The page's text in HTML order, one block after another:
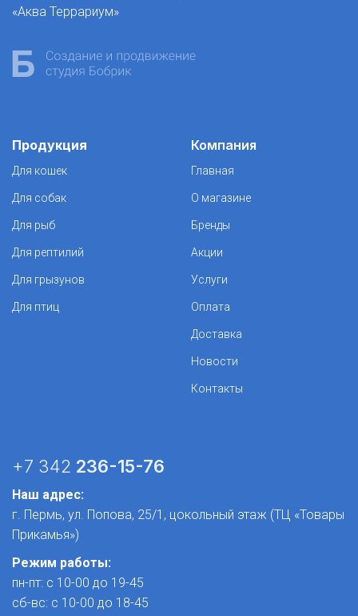
«Аква Террариум»
Продукция
Для кошек
Для собак
Для рыб
Для рептилий
Для грызунов
Для птиц
Компания
Главная
О магазине
Бренды
Акции
Услуги
Оплата
Доставка
Новости
Контакты
+7 342 236-15-76
Наш адрес:
г. Пермь, ул. Попова, 25/1​, цокольный этаж (ТЦ «Товары
Прикамья»)
Режим работы:
пн-пт: с 10-00 до 19-45
сб-вс: с 10-00 до 18-45